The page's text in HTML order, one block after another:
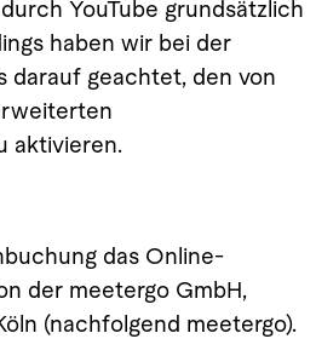
YouTube grundsätzlich
haben wir bei der
darauf geachtet, den von
aktivieren.
das Online-
der meetergo GmbH,
(nachfolgend meetergo).